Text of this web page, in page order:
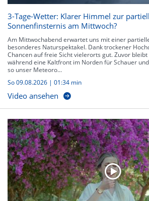
3-Tage-Wetter: Klarer Himmel zur
Sonnenfinsternis am Mittwoch?
Am Mittwochabend erwartet uns mit einer
besonderes Naturspektakel. Dank trockener
Chancen auf freie Sicht vielerorts gut. Zuvor
während eine Kaltfront im Norden für Schauer
so unser Meteoro...
So 09.08.2026 | 01:34 min
Video ansehen